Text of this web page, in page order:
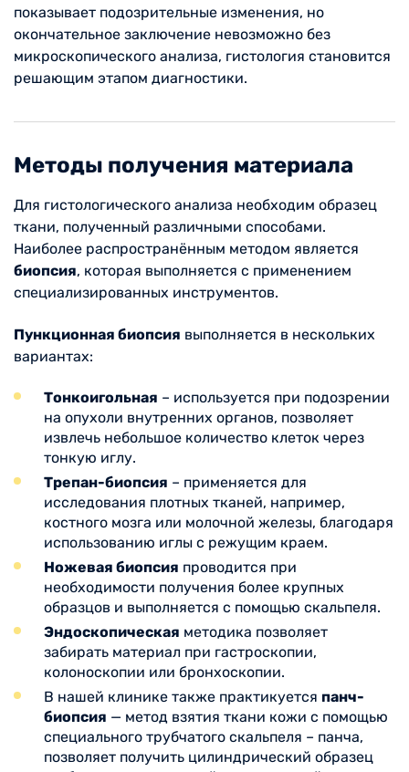
показывает подозрительные изменения, но
окончательное заключение невозможно без
микроскопического анализа, гистология становится
решающим этапом диагностики.
Методы получения материала
Для гистологического анализа необходим образец
ткани, полученный различными способами.
Наиболее распространённым методом является
биопсия, которая выполняется с применением
специализированных инструментов.
Пункционная биопсия выполняется в нескольких
вариантах:
Тонкоигольная – используется при подозрении
на опухоли внутренних органов, позволяет
извлечь небольшое количество клеток через
тонкую иглу.
Трепан-биопсия – применяется для
исследования плотных тканей, например,
костного мозга или молочной железы, благодаря
использованию иглы с режущим краем.
Ножевая биопсия проводится при
необходимости получения более крупных
образцов и выполняется с помощью скальпеля.
Эндоскопическая методика позволяет
забирать материал при гастроскопии,
колоноскопии или бронхоскопии.
В нашей клинике также практикуется панч-
биопсия — метод взятия ткани кожи с помощью
специального трубчатого скальпеля – панча,
позволяет получить цилиндрический образец